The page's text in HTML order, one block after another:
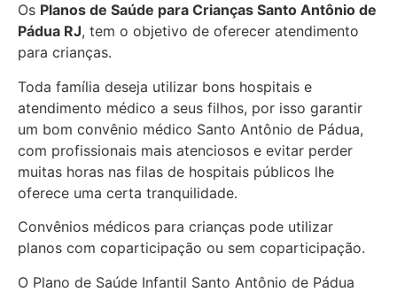
Os Planos de Saúde para Crianças Santo Antônio de
Pádua RJ, tem o objetivo de oferecer atendimento
para crianças.
Toda família deseja utilizar bons hospitais e
atendimento médico a seus filhos, por isso garantir
um bom convênio médico Santo Antônio de Pádua,
com profissionais mais atenciosos e evitar perder
muitas horas nas filas de hospitais públicos lhe
oferece uma certa tranquilidade.
Convênios médicos para crianças pode utilizar
planos com coparticipação ou sem coparticipação.
O Plano de Saúde Infantil Santo Antônio de Pádua